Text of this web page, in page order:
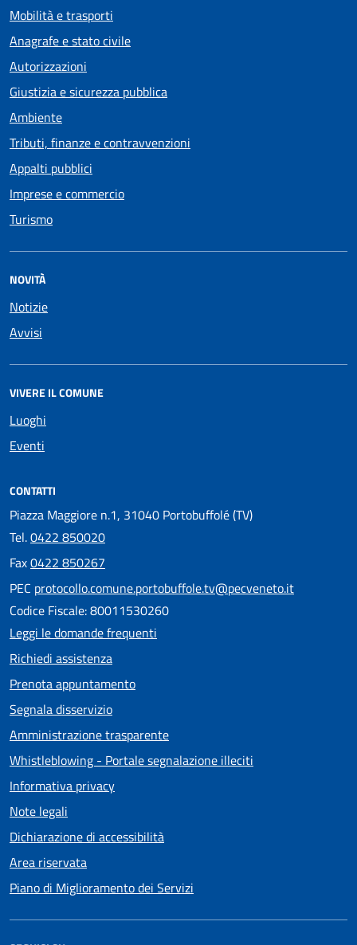
Mobilità e trasporti
Anagrafe e stato civile
Autorizzazioni
Giustizia e sicurezza pubblica
Ambiente
Tributi, finanze e contravvenzioni
Appalti pubblici
Imprese e commercio
Turismo
NOVITÀ
Notizie
Avvisi
VIVERE IL COMUNE
Luoghi
Eventi
CONTATTI
Piazza Maggiore n.1, 31040 Portobuffolé (TV)
Tel.0422 850020
Fax0422 850267
PEC protocollo.comune.portobuffole.tv@pecveneto.it
Codice Fiscale: 80011530260
Leggi le domande frequenti
Richiedi assistenza
Prenota appuntamento
Segnala disservizio
Amministrazione trasparente
Whistleblowing - Portale segnalazione illeciti
Informativa privacy
Note legali
Dichiarazione di accessibilità
Area riservata
Piano di Miglioramento dei Servizi